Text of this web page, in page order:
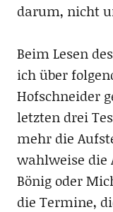
darum, nicht
Beim Lesen
ich über
Hofschneider
letzten drei
mehr die
wahlweise die
Bönig oder
die Termine,